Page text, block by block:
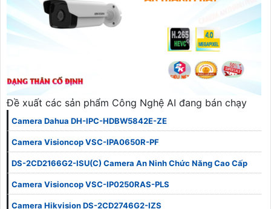
Đề xuất các sản phẩm Công Nghệ AI đang bán chạy
Camera Dahua DH-IPC-HDBW5842E-ZE
Camera Visioncop VSC-IPA0650R-PF
DS-2CD2166G2-ISU(C) Camera An Ninh Chức Năng Cao Cấp
Camera Visioncop VSC-IP0250RAS-PLS
Camera Hikvision DS-2CD2746G2-IZS